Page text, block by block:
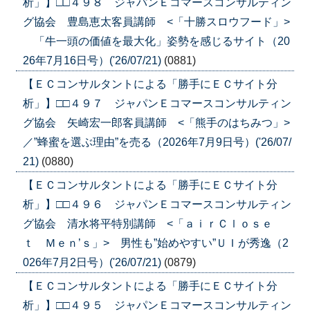
グ協会 豊島恵太客員講師 <「十勝スロウフード」>
「牛一頭の価値を最大化」姿勢を感じるサイト（20
26年7月16日号）('26/07/21) (0881)
【ＥＣコンサルタントによる「勝手にＥＣサイト分
析」】□□４９７ ジャパンＥコマースコンサルティン
グ協会 矢崎宏一郎客員講師 <「熊手のはちみつ」>
／”蜂蜜を選ぶ理由”を売る（2026年7月9日号）('26/07/
21) (0880)
【ＥＣコンサルタントによる「勝手にＥＣサイト分
析」】□□４９６ ジャパンＥコマースコンサルティン
グ協会 清水将平特別講師 <「ａｉｒＣｌｏｓｅ
ｔ Ｍｅｎ’ｓ」> 男性も”始めやすい”ＵＩが秀逸（2
026年7月2日号）('26/07/21) (0879)
【ＥＣコンサルタントによる「勝手にＥＣサイト分
析」】□□４９５ ジャパンＥコマースコンサルティン